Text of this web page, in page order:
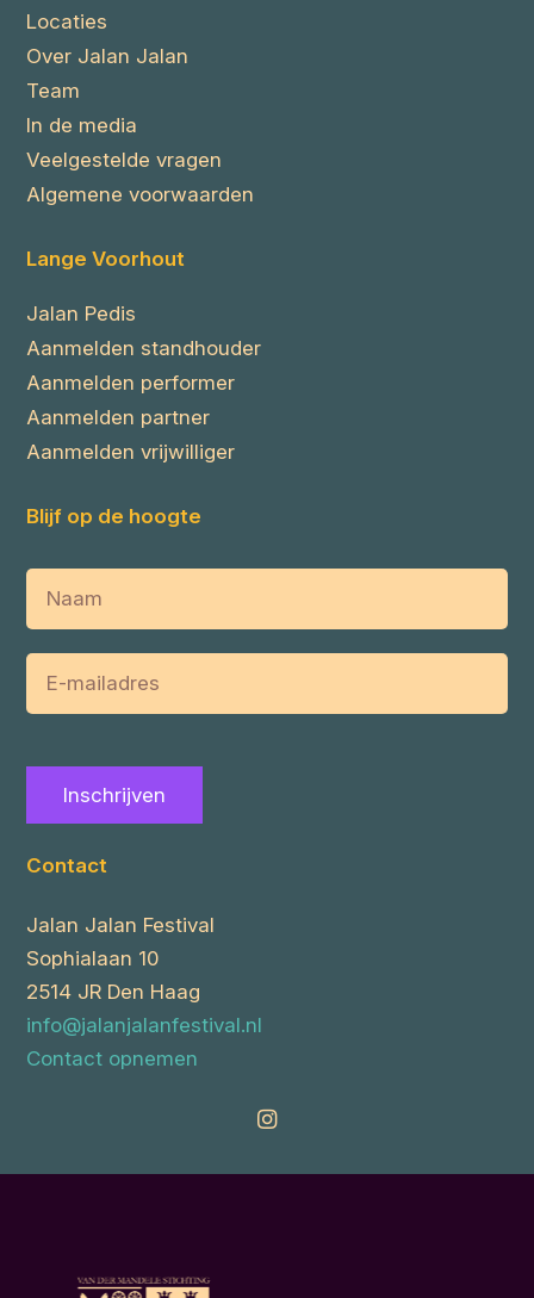
Locaties
Over Jalan Jalan
Team
In de media
Veelgestelde vragen
Algemene voorwaarden
Lange Voorhout
Jalan Pedis
Aanmelden standhouder
Aanmelden performer
Aanmelden partner
Aanmelden vrijwilliger
Blijf op de hoogte
Inschrijven
Contact
Jalan Jalan Festival
Sophialaan 10
2514 JR Den Haag
info@jalanjalanfestival.nl
Contact opnemen